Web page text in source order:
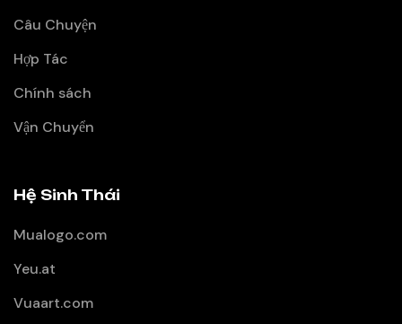
Câu Chuyện
Hợp Tác
Chính sách
Vận Chuyển
Hệ Sinh Thái
Mualogo.com
Yeu.at
Vuaart.com